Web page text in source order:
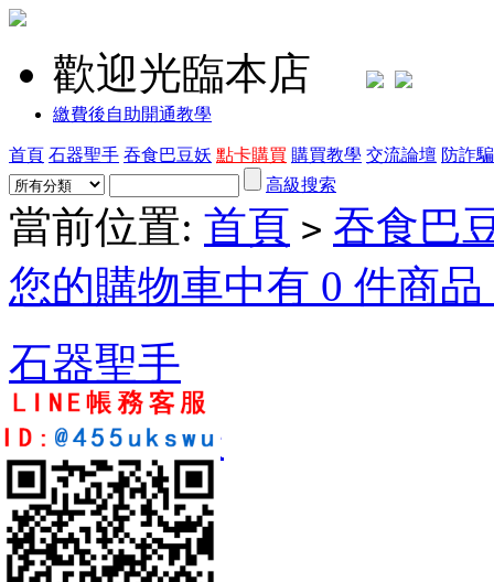
歡迎光臨本店
繳費後自助開通教學
首頁 石器聖手 吞食巴豆妖 點卡購買 購買教學 交流論壇 防詐
高級搜索
當前位置: 首頁 > 吞食巴
您的購物車中有 0 件商
石器聖手
吞食巴豆妖